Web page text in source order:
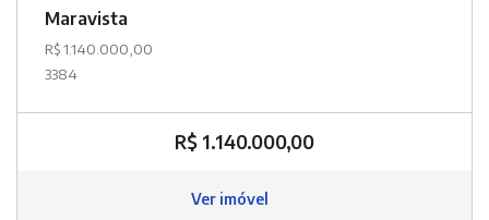
Maravista
R$ 1.140.000,00
3384
R$ 1.140.000,00
Ver imóvel